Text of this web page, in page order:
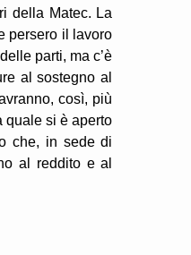
della Matec. La
persero il lavoro
parti, ma c’è
al sostegno al
così, più
quale si è aperto
che, in sede di
al reddito e al